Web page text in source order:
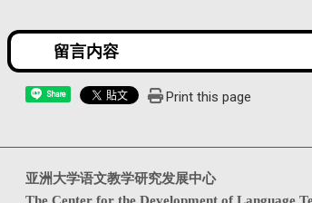
Share Print this page
亚洲大学语文教学研究发展中心